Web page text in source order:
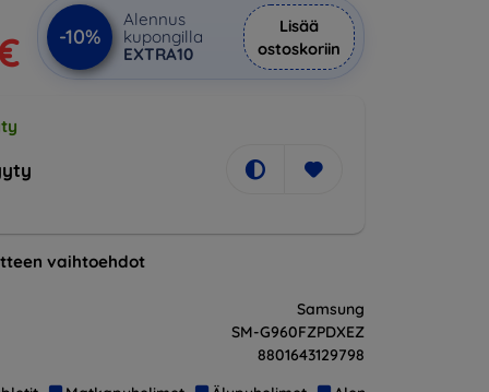
-10%
Alennus
kupongilla
EXTRA10
Lisää
ostoskoriin
vaihtoehdot
Samsung
SM-G960FZPDXEZ
8801643129798